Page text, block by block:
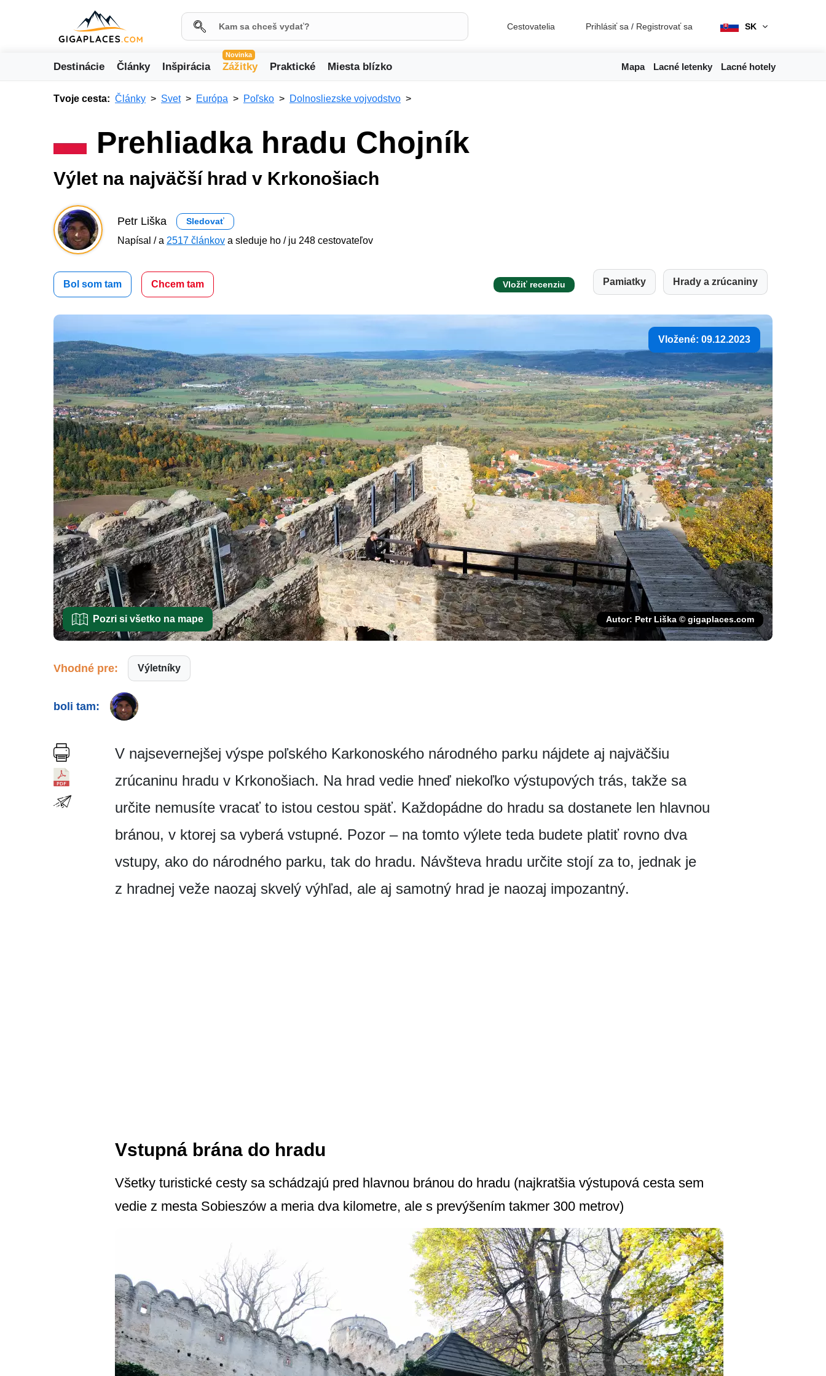
Cestovatelia Prihlásiť sa / Registrovať sa SK
Destinácie Články Inšpirácia
Novinka
Zážitky Praktické Miesta blízko Mapa Lacné letenky Lacné hotely
Tvoje cesta: Články Svet Európa Poľsko Dolnosliezske vojvodstvo
Prehliadka hradu Chojník
Výlet na najväčší hrad v Krkonošiach
Petr Liška Sledovať
Napísal / a 2517 článkov a sleduje ho / ju 248 cestovateľov
Bol som tam Chcem tam Vložiť recenziu Pamiatky Hrady a zrúcaniny
Vložené: 09.12.2023
Pozri si všetko na mape Autor: Petr Liška © gigaplaces.com
Vhodné pre: Výletníky
boli tam:
V najsevernejšej výspe poľského Karkonoského národného parku nájdete aj najväčšiu
zrúcaninu hradu v Krkonošiach. Na hrad vedie hneď niekoľko výstupových trás, takže sa
určite nemusíte vracať to istou cestou späť. Každopádne do hradu sa dostanete len hlavnou
bránou, v ktorej sa vyberá vstupné. Pozor – na tomto výlete teda budete platiť rovno dva
vstupy, ako do národného parku, tak do hradu. Návšteva hradu určite stojí za to, jednak je
z hradnej veže naozaj skvelý výhľad, ale aj samotný hrad je naozaj impozantný.
Vstupná brána do hradu
Všetky turistické cesty sa schádzajú pred hlavnou bránou do hradu (najkratšia výstupová cesta sem
vedie z mesta Sobieszów a meria dva kilometre, ale s prevýšením takmer 300 metrov)